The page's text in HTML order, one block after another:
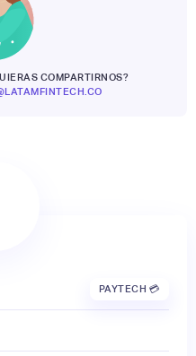
COMPARTIRNOS?
PAYTECH 💳